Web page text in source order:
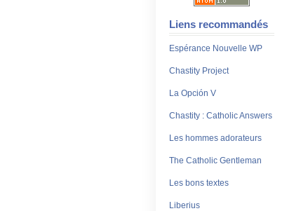
Liens recommandés
Espérance Nouvelle WP
Chastity Project
La Opción V
Chastity : Catholic Answers
Les hommes adorateurs
The Catholic Gentleman
Les bons textes
Liberius